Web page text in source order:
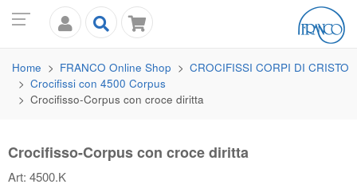
Home FRANCO Online Shop
CROCIFISSI CORPI DI CRISTO
Crocifissi con 4500 Corpus
Crocifisso-Corpus con croce diritta
Crocifisso-Corpus con croce diritta
Art: 4500.K